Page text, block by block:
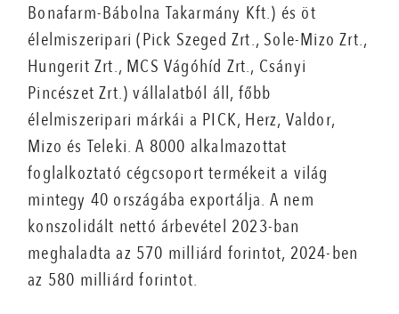
Bonafarm-Bábolna Takarmány Kft.) és öt
élelmiszeripari (Pick Szeged Zrt., Sole-Mizo Zrt.,
Hungerit Zrt., MCS Vágóhíd Zrt., Csányi
Pincészet Zrt.) vállalatból áll, főbb
élelmiszeripari márkái a PICK, Herz, Valdor,
Mizo és Teleki. A 8000 alkalmazottat
foglalkoztató cégcsoport termékeit a világ
mintegy 40 országába exportálja. A nem
konszolidált nettó árbevétel 2023-ban
meghaladta az 570 milliárd forintot, 2024-ben
az 580 milliárd forintot.